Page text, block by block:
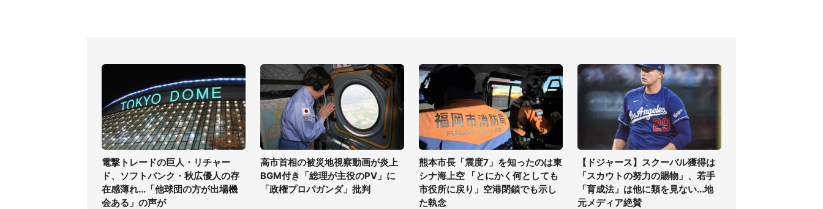
電撃トレードの巨人・リチャー
ド、ソフトバンク・秋広優人の存
在感薄れ...「他球団の方が出場機
会ある」の声が
高市首相の被災地視察動画が炎上
BGM付き「総理が主役のPV」に
「政権プロパガンダ」批判
熊本市長「震度7」を知ったのは東
シナ海上空 「とにかく何としても
市役所に戻り」空港閉鎖でも示し
た執念
【ドジャース】スクーバル獲得は
「スカウトの努力の賜物」、若手
「育成法」は他に類を見ない...地
元メディア絶賛